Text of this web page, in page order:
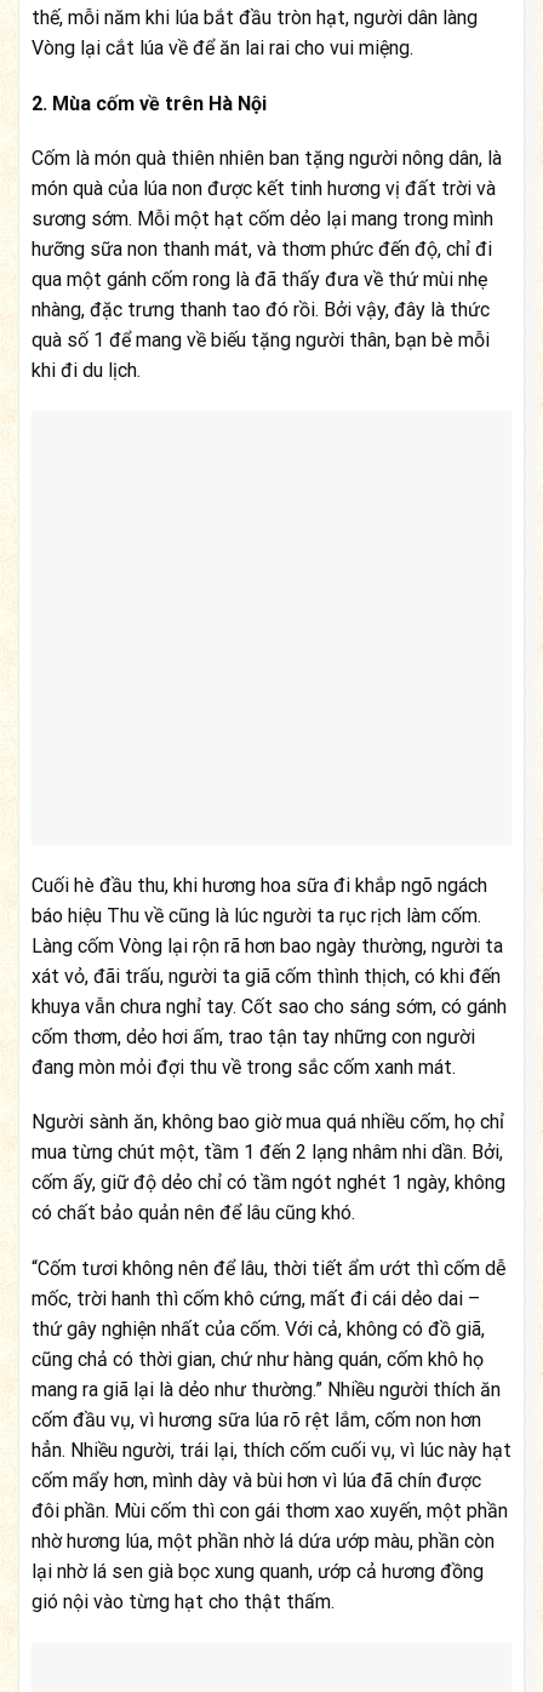
thế, mỗi năm khi lúa bắt đầu tròn hạt, người dân làng
Vòng lại cắt lúa về để ăn lai rai cho vui miệng.
2. Mùa cốm về trên Hà Nội
Cốm là món quà thiên nhiên ban tặng người nông dân, là
món quà của lúa non được kết tinh hương vị đất trời và
sương sớm. Mỗi một hạt cốm dẻo lại mang trong mình
hưỡng sữa non thanh mát, và thơm phức đến độ, chỉ đi
qua một gánh cốm rong là đã thấy đưa về thứ mùi nhẹ
nhàng, đặc trưng thanh tao đó rồi. Bởi vậy, đây là thức
quà số 1 để mang về biếu tặng người thân, bạn bè mỗi
khi đi du lịch.
Cuối hè đầu thu, khi hương hoa sữa đi khắp ngõ ngách
báo hiệu Thu về cũng là lúc người ta rục rịch làm cốm.
Làng cốm Vòng lại rộn rã hơn bao ngày thường, người ta
xát vỏ, đãi trấu, người ta giã cốm thình thịch, có khi đến
khuya vẫn chưa nghỉ tay. Cốt sao cho sáng sớm, có gánh
cốm thơm, dẻo hơi ấm, trao tận tay những con người
đang mòn mỏi đợi thu về trong sắc cốm xanh mát.
Người sành ăn, không bao giờ mua quá nhiều cốm, họ chỉ
mua từng chút một, tầm 1 đến 2 lạng nhâm nhi dần. Bởi,
cốm ấy, giữ độ dẻo chỉ có tầm ngót nghét 1 ngày, không
có chất bảo quản nên để lâu cũng khó.
“Cốm tươi không nên để lâu, thời tiết ẩm ướt thì cốm dễ
mốc, trời hanh thì cốm khô cứng, mất đi cái dẻo dai –
thứ gây nghiện nhất của cốm. Với cả, không có đồ giã,
cũng chả có thời gian, chứ như hàng quán, cốm khô họ
mang ra giã lại là dẻo như thường.” Nhiều người thích ăn
cốm đầu vụ, vì hương sữa lúa rõ rệt lắm, cốm non hơn
hẳn. Nhiều người, trái lại, thích cốm cuối vụ, vì lúc này hạt
cốm mẩy hơn, mình dày và bùi hơn vì lúa đã chín được
đôi phần. Mùi cốm thì con gái thơm xao xuyến, một phần
nhờ hương lúa, một phần nhờ lá dứa ướp màu, phần còn
lại nhờ lá sen già bọc xung quanh, ướp cả hương đồng
gió nội vào từng hạt cho thật thấm.